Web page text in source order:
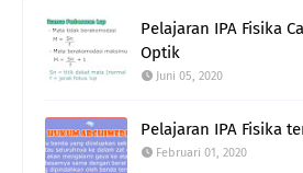
Pelajaran IPA Fisika
Optik
Juni 05, 2020
Pelajaran IPA Fisika
Februari 01, 2020